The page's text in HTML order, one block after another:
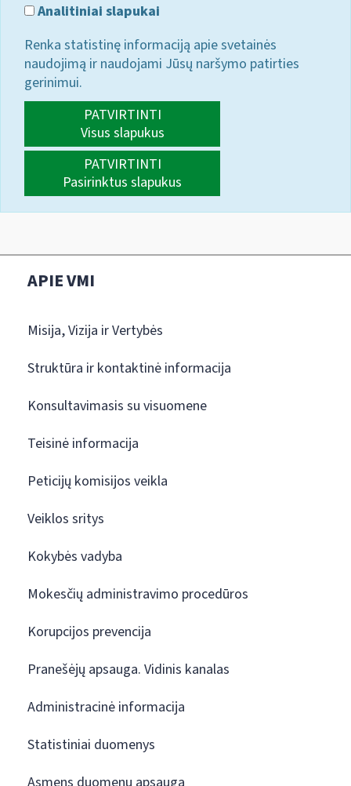
Analitiniai slapukai
Renka statistinę informaciją apie svetainės
naudojimą ir naudojami Jūsų naršymo patirties
gerinimui.
PATVIRTINTI
Visus slapukus
PATVIRTINTI
Pasirinktus slapukus
APIE VMI
Misija, Vizija ir Vertybės
Struktūra ir kontaktinė informacija
Konsultavimasis su visuomene
Teisinė informacija
Peticijų komisijos veikla
Veiklos sritys
Kokybės vadyba
Mokesčių administravimo procedūros
Korupcijos prevencija
Pranešėjų apsauga. Vidinis kanalas
Administracinė informacija
Statistiniai duomenys